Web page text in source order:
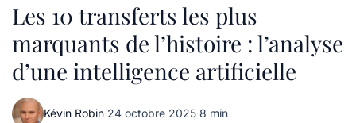
Les 10 transferts les plus
marquants de l’histoire : l’analyse
d’une intelligence artificielle
Kévin Robin·24 octobre 2025·8 min